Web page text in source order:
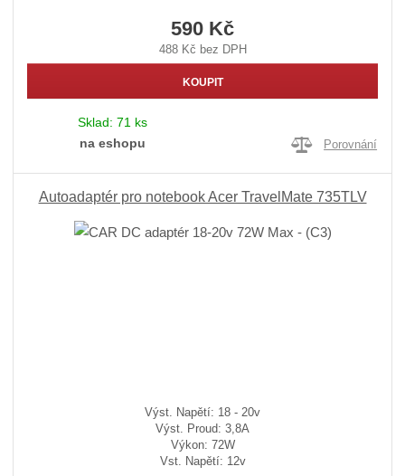
590 Kč
488 Kč bez DPH
KOUPIT
Sklad: 71 ks
na eshopu
Porovnání
Autoadaptér pro notebook Acer TravelMate 735TLV
Výst. Napětí: 18 - 20v
Výst. Proud: 3,8A
Výkon: 72W
Vst. Napětí: 12v